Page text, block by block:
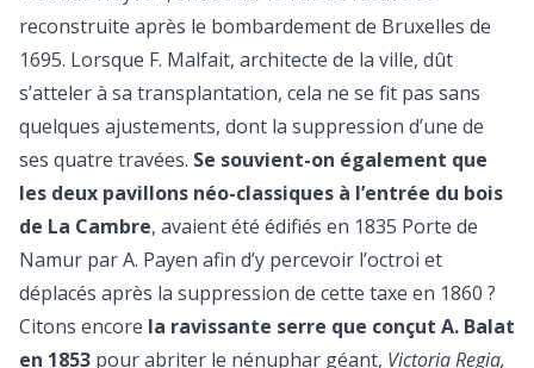
reconstruite après le bombardement de Bruxelles de
1695. Lorsque F. Malfait, architecte de la ville, dût
s’atteler à sa transplantation, cela ne se fit pas sans
quelques ajustements, dont la suppression d’une de
ses quatre travées. Se souvient-on également que
les deux pavillons néo-classiques à l’entrée du bois
de La Cambre, avaient été édifiés en 1835 Porte de
Namur par A. Payen afin d’y percevoir l’octroi et
déplacés après la suppression de cette taxe en 1860 ?
Citons encore la ravissante serre que conçut A. Balat
en 1853 pour abriter le nénuphar géant, Victoria Regia,